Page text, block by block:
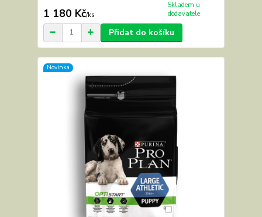
1 180 Kč/ks
Skladem u
dodavatele
Přidat do košíku
Novinka